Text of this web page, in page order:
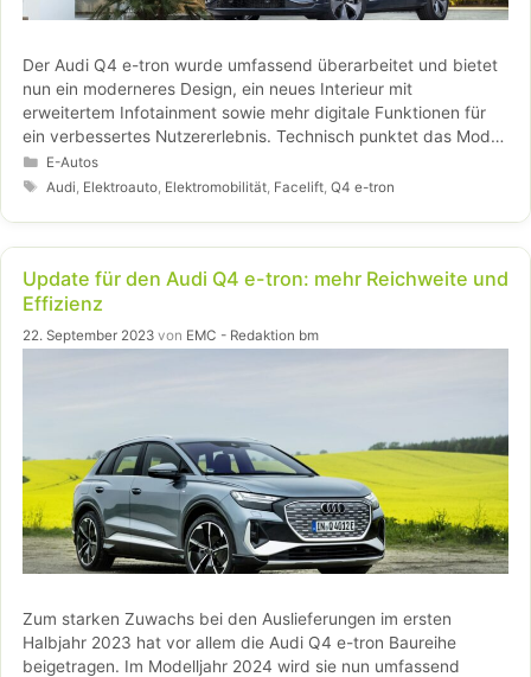
Der Audi Q4 e-tron wurde umfassend überarbeitet und bietet
nun ein moderneres Design, ein neues Interieur mit
erweitertem Infotainment sowie mehr digitale Funktionen für
ein verbessertes Nutzererlebnis. Technisch punktet das Modell
mit größerer Reichweite, schnellerem Laden und neuen
Features wie bidirektionalem Laden, wodurch das Fahrzeug
praktischen Nutzen des elektrischen SUVs.
Kategorien
E-Autos
Schlagwörter
Audi, Elektroauto, Elektromobilität, Facelift,Q4 e-tron
Update für den Audi Q4 e-tron: mehr Reichweite und
Effizienz
22. September 2023 von EMC - Redaktion bm
Zum starken Zuwachs bei den Auslieferungen im ersten
Halbjahr 2023 hat vor allem die Audi Q4 e-tron Baureihe
beigetragen. Im Modelljahr 2024 wird sie nun umfassend